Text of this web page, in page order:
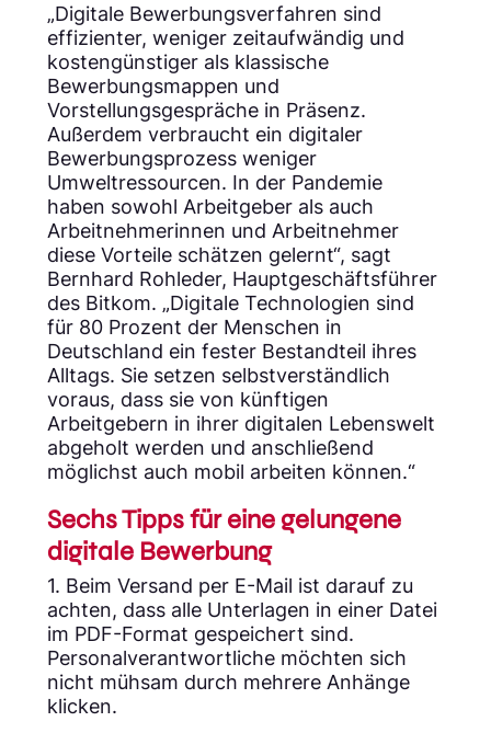
„Digitale Bewerbungsverfahren sind
effizienter, weniger zeitaufwändig und
kostengünstiger als klassische
Bewerbungsmappen und
Vorstellungsgespräche in Präsenz.
Außerdem verbraucht ein digitaler
Bewerbungsprozess weniger
Umweltressourcen. In der Pandemie
haben sowohl Arbeitgeber als auch
Arbeitnehmerinnen und Arbeitnehmer
diese Vorteile schätzen gelernt“, sagt
Bernhard Rohleder, Hauptgeschäftsführer
des Bitkom. „Digitale Technologien sind
für 80 Prozent der Menschen in
Deutschland ein fester Bestandteil ihres
Alltags. Sie setzen selbstverständlich
voraus, dass sie von künftigen
Arbeitgebern in ihrer digitalen Lebenswelt
abgeholt werden und anschließend
möglichst auch mobil arbeiten können.“
Sechs Tipps für eine gelungene
digitale Bewerbung
1. Beim Versand per E-Mail ist darauf zu
achten, dass alle Unterlagen in einer Datei
im PDF-Format gespeichert sind.
Personalverantwortliche möchten sich
nicht mühsam durch mehrere Anhänge
klicken.